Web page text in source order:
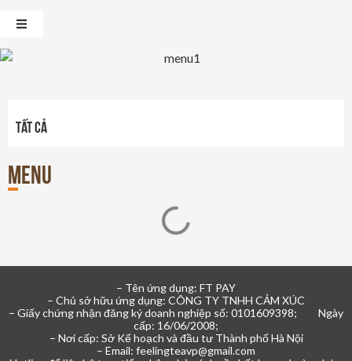
Tất cả
Menu
– Tên ứng dụng: FT PAY
– Chủ sở hữu ứng dụng: CÔNG TY TNHH CẢM XÚC
– Giấy chứng nhận đăng ký doanh nghiệp số: 0101609398; Ngày
cấp: 16/06/2008;
– Nơi cấp: Sở Kế hoạch và đầu tư Thành phố Hà Nội
– Email: feelingteavp@gmail.com